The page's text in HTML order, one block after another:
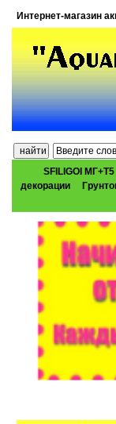
Интернет-магазин
SFILIGOI МГ+Т5
декорации